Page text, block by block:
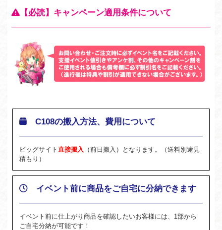
【必読】キャンペーン適用条件について
C108の搬入方法、費用について
ビッグサイト 直接搬入
（前日搬入）となります。（送料別途見
積もり）
イベント前に商品をご自宅に分納できます
イベント前に仕上がり商品を確認したいお客様には、1部から
ご自宅分納が可能です！